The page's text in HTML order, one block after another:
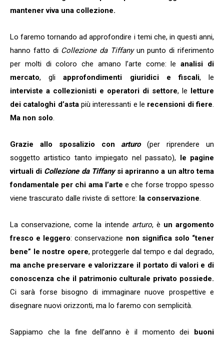
mantener viva una collezione.
Lo faremo tornando ad approfondire i temi che, in questi anni,
hanno fatto di Collezione da Tiffanyun punto di riferimento
per molti di coloro che amano l’arte come: leanalisi di
mercato, gliapprofondimenti giuridici e fiscali, le
interviste a collezionisti e operatori di settore, le letture
dei cataloghi d’astapiù interessanti e le recensioni di fiere
Ma non solo
Grazie allo sposalizio con arturo(per riprendere un
soggetto artistico tanto impiegato nel passato), le pagine
virtuali di Collezione da Tiffanysi apriranno a un altro tema
fondamentale per chi ama l’arte e che forse troppo spesso
viene trascurato dalle riviste di settore: la conservazione
La conservazione, come la intende arturo, è un argomento
fresco e leggero: conservazione non significa solo “tener
bene” le nostre opere, proteggerle dal tempo e dal degrado,
ma anche preservare e valorizzare il portato di valori e di
conoscenza che il patrimonio culturale privato possiede.
Ci sarà forse bisogno di immaginare nuove prospettive e
disegnare nuovi orizzonti, ma lo faremo con semplicità.
Sappiamo che la fine dell’anno è il momento dei buoni